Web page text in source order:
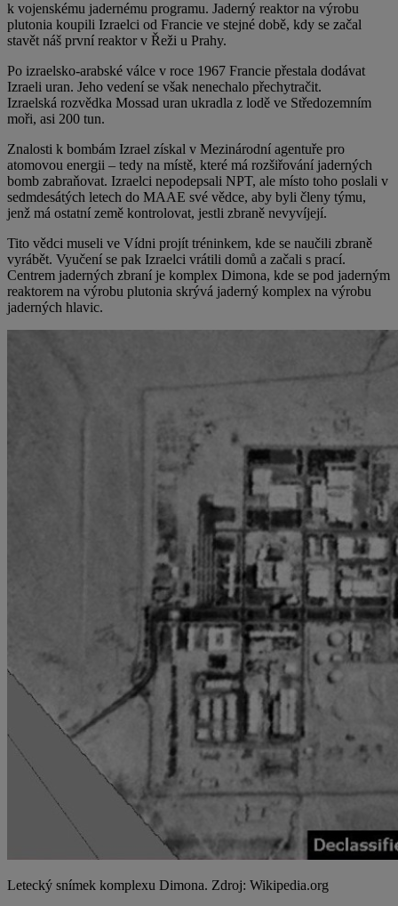
k vojenskému jadernému programu. Jaderný reaktor na výrobu
plutonia koupili Izraelci od Francie ve stejné době, kdy se začal
stavět náš první reaktor v Řeži u Prahy.
Po izraelsko-arabské válce v roce 1967 Francie přestala dodávat
Izraeli uran. Jeho vedení se však nenechalo přechytračit.
Izraelská rozvědka Mossad uran ukradla z lodě ve Středozemním
moři, asi 200 tun.
Znalosti k bombám Izrael získal v Mezinárodní agentuře pro
atomovou energii – tedy na místě, které má rozšiřování jaderných
bomb zabraňovat. Izraelci nepodepsali NPT, ale místo toho poslali v
sedmdesátých letech do MAAE své vědce, aby byli členy týmu,
jenž má ostatní země kontrolovat, jestli zbraně nevyvíjejí.
Tito vědci museli ve Vídni projít tréninkem, kde se naučili zbraně
vyrábět. Vyučení se pak Izraelci vrátili domů a začali s prací.
Centrem jaderných zbraní je komplex Dimona, kde se pod jaderným
reaktorem na výrobu plutonia skrývá jaderný komplex na výrobu
jaderných hlavic.
Letecký snímek komplexu Dimona. Zdroj: Wikipedia.org